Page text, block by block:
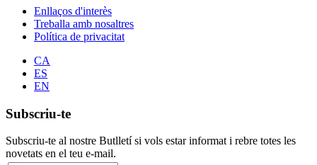
Enllaços d'interès
Treballa amb nosaltres
Política de privacitat
CA
ES
EN
Subscriu-te
Subscriu-te al nostre Butlletí si vols estar informat i rebre totes les
novetats en el teu e-mail.